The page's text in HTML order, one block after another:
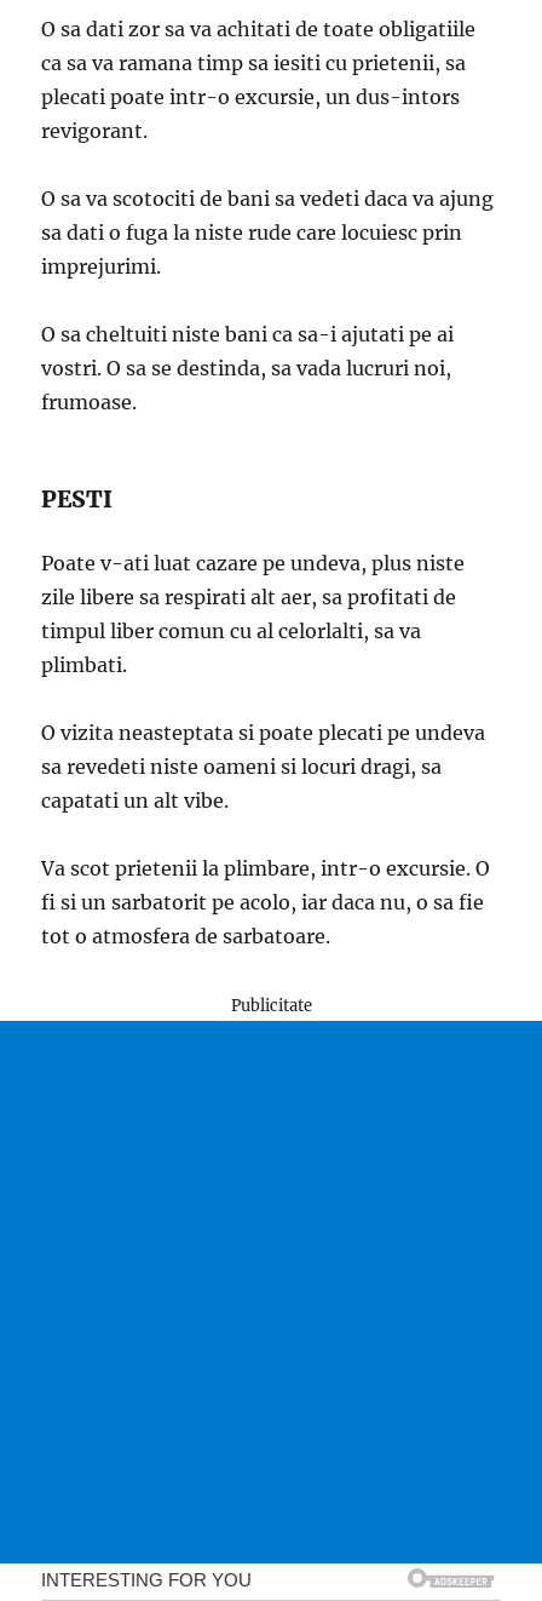
O sa dati zor sa va achitati de toate obligatiile
ca sa va ramana timp sa iesiti cu prietenii, sa
plecati poate intr-o excursie, un dus-intors
revigorant.
O sa va scotociti de bani sa vedeti daca va ajung
sa dati o fuga la niste rude care locuiesc prin
imprejurimi.
O sa cheltuiti niste bani ca sa-i ajutati pe ai
vostri. O sa se destinda, sa vada lucruri noi,
frumoase.
PESTI
Poate v-ati luat cazare pe undeva, plus niste
zile libere sa respirati alt aer, sa profitati de
timpul liber comun cu al celorlalti, sa va
plimbati.
O vizita neasteptata si poate plecati pe undeva
sa revedeti niste oameni si locuri dragi, sa
capatati un alt vibe.
Va scot prietenii la plimbare, intr-o excursie. O
fi si un sarbatorit pe acolo, iar daca nu, o sa fie
tot o atmosfera de sarbatoare.
Publicitate